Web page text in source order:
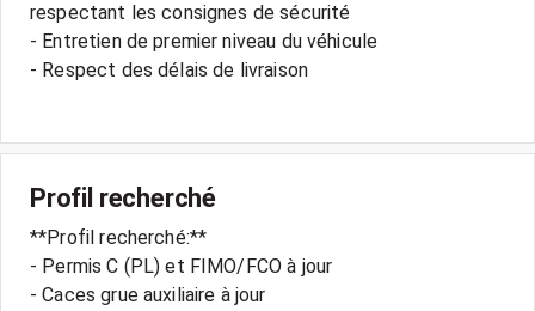
respectant les consignes de sécurité
- Entretien de premier niveau du véhicule
- Respect des délais de livraison
Profil recherché
**Profil recherché:**
- Permis C (PL) et FIMO/FCO à jour
- Caces grue auxiliaire à jour